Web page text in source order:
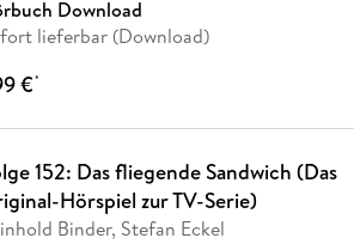
Download
lieferbar (Download)
€*
152: Das fliegende Sandwich (Das
Hörspiel zur TV-Serie)
Binder, Stefan Eckel